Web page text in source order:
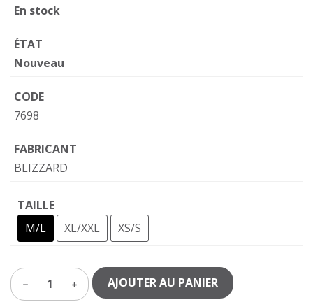
En stock
ÉTAT
Nouveau
CODE
7698
FABRICANT
BLIZZARD
TAILLE
M/L
XL/XXL XS/S
1 AJOUTER AU PANIER